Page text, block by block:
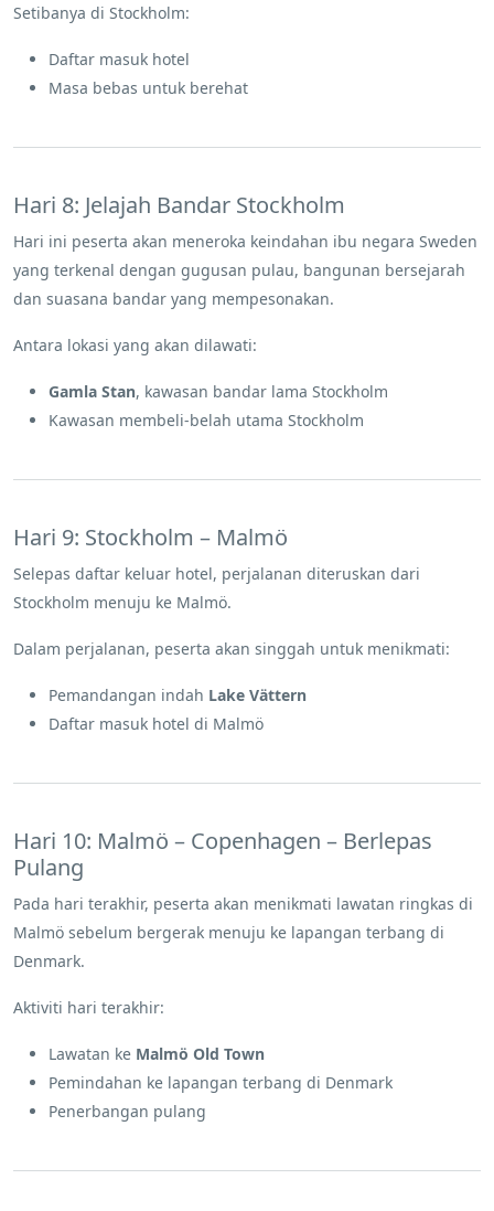
Setibanya di Stockholm:
Daftar masuk hotel
Masa bebas untuk berehat
Hari 8: Jelajah Bandar Stockholm
Hari ini peserta akan meneroka keindahan ibu negara Sweden
yang terkenal dengan gugusan pulau, bangunan bersejarah
dan suasana bandar yang mempesonakan.
Antara lokasi yang akan dilawati:
Gamla Stan, kawasan bandar lama Stockholm
Kawasan membeli-belah utama Stockholm
Hari 9: Stockholm – Malmö
Selepas daftar keluar hotel, perjalanan diteruskan dari
Stockholm menuju ke Malmö.
Dalam perjalanan, peserta akan singgah untuk menikmati:
Pemandangan indah Lake Vättern
Daftar masuk hotel di Malmö
Hari 10: Malmö – Copenhagen – Berlepas
Pulang
Pada hari terakhir, peserta akan menikmati lawatan ringkas di
Malmö sebelum bergerak menuju ke lapangan terbang di
Denmark.
Aktiviti hari terakhir:
Lawatan ke Malmö Old Town
Pemindahan ke lapangan terbang di Denmark
Penerbangan pulang